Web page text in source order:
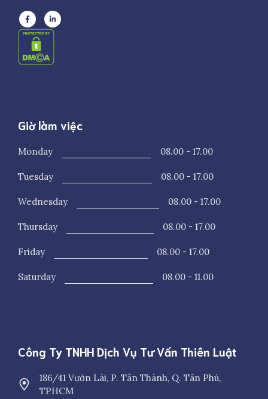
Giờ làm việc
Monday 08.00 - 17.00
Tuesday 08.00 - 17.00
Wednesday 08.00 - 17.00
Thursday 08.00 - 17.00
Friday 08.00 - 17.00
Saturday 08.00 - 11.00
Công Ty TNHH Dịch Vụ Tư Vấn Thiên Luật
186/41 Vườn Lài, P. Tân Thành, Q. Tân Phú,
TPHCM